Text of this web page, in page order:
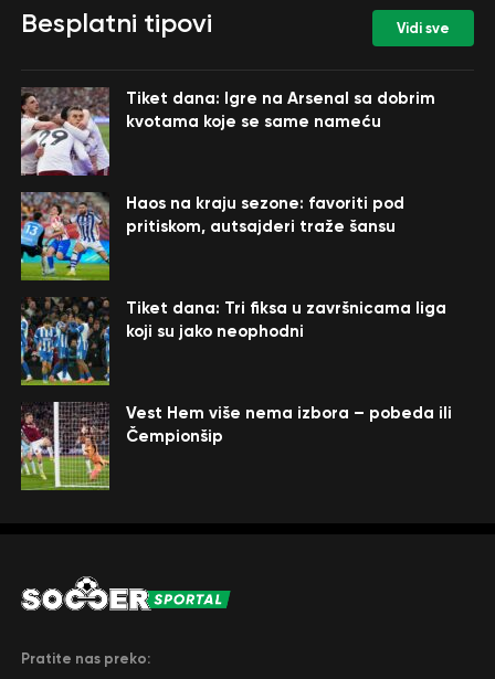
Besplatni tipovi Vidi sve
Tiket dana: Igre na Arsenal sa dobrim
kvotama koje se same nameću
Haos na kraju sezone: favoriti pod
pritiskom, autsajderi traže šansu
Tiket dana: Tri fiksa u završnicama liga
koji su jako neophodni
Vest Hem više nema izbora – pobeda ili
Čempionšip
Pratite nas preko: